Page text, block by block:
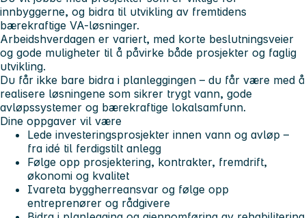
innbyggerne, og bidra til utvikling av fremtidens
bærekraftige VA-løsninger.
Arbeidshverdagen er variert, med korte beslutningsveier
og gode muligheter til å påvirke både prosjekter og faglig
utvikling.
Du får ikke bare bidra i planleggingen – du får være med å
realisere løsningene som sikrer trygt vann, gode
avløpssystemer og bærekraftige lokalsamfunn.
Dine oppgaver vil være
Lede investeringsprosjekter innen vann og avløp –
fra idé til ferdigstilt anlegg
Følge opp prosjektering, kontrakter, fremdrift,
økonomi og kvalitet
Ivareta byggherreansvar og følge opp
entreprenører og rådgivere